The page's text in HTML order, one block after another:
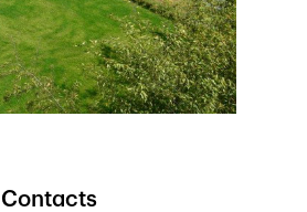
Contacts